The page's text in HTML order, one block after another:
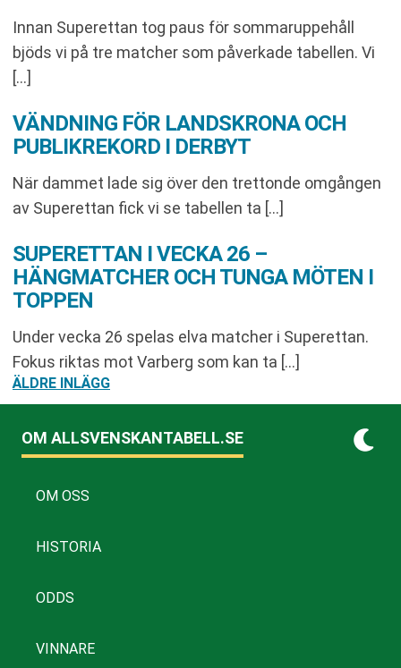
Innan Superettan tog paus för sommaruppehåll
bjöds vi på tre matcher som påverkade tabellen. Vi
[…]
VÄNDNING FÖR LANDSKRONA OCH
PUBLIKREKORD I DERBYT
När dammet lade sig över den trettonde omgången
av Superettan fick vi se tabellen ta […]
SUPERETTAN I VECKA 26 –
HÄNGMATCHER OCH TUNGA MÖTEN I
TOPPEN
Under vecka 26 spelas elva matcher i Superettan.
Fokus riktas mot Varberg som kan ta […]
INLÄGGSNAVIGERING
ÄLDRE INLÄGG
OM ALLSVENSKANTABELL.SE
OM OSS
HISTORIA
ODDS
VINNARE